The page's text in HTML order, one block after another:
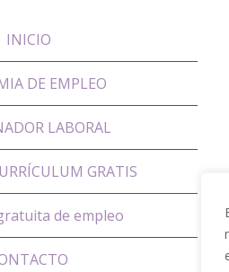
INICIO
DE EMPLEO
LABORAL
GRATIS
de empleo